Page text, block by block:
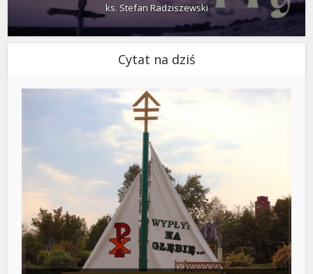
ks. Stefan Radziszewski
Cytat na dziś